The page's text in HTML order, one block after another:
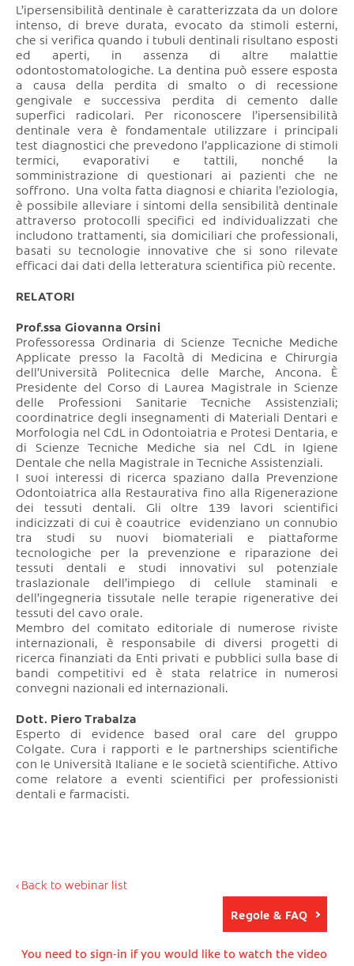
L’ipersensibilità dentinale è caratterizzata da un dolore
intenso, di breve durata, evocato da stimoli esterni,
che si verifica quando i tubuli dentinali risultano esposti
ed aperti, in assenza di altre malattie
odontostomatologiche. La dentina può essere esposta
a causa della perdita di smalto o di recessione
gengivale e successiva perdita di cemento dalle
superfici radicolari. Per riconoscere l’ipersensibilità
dentinale vera è fondamentale utilizzare i principali
test diagnostici che prevedono l’applicazione di stimoli
termici, evaporativi e tattili, nonché la
somministrazione di questionari ai pazienti che ne
soffrono. Una volta fatta diagnosi e chiarita l’eziologia,
è possibile alleviare i sintomi della sensibilità dentinale
attraverso protocolli specifici ed individualizzati che
includono trattamenti, sia domiciliari che professionali,
basati su tecnologie innovative che si sono rilevate
efficaci dai dati della letteratura scientifica più recente.
RELATORI
Prof.ssa Giovanna Orsini
Professoressa Ordinaria di Scienze Tecniche Mediche
Applicate presso la Facoltà di Medicina e Chirurgia
dell’Università Politecnica delle Marche, Ancona. È
Presidente del Corso di Laurea Magistrale in Scienze
delle Professioni Sanitarie Tecniche Assistenziali;
coordinatrice degli insegnamenti di Materiali Dentari e
Morfologia nel CdL in Odontoiatria e Protesi Dentaria, e
di Scienze Tecniche Mediche sia nel CdL in Igiene
Dentale che nella Magistrale in Tecniche Assistenziali.
I suoi interessi di ricerca spaziano dalla Prevenzione
Odontoiatrica alla Restaurativa fino alla Rigenerazione
dei tessuti dentali. Gli oltre 139 lavori scientifici
indicizzati di cui è coautrice evidenziano un connubio
tra studi su nuovi biomateriali e piattaforme
tecnologiche per la prevenzione e riparazione dei
tessuti dentali e studi innovativi sul potenziale
traslazionale dell’impiego di cellule staminali e
dell’ingegneria tissutale nelle terapie rigenerative dei
tessuti del cavo orale.
Membro del comitato editoriale di numerose riviste
internazionali, è responsabile di diversi progetti di
ricerca finanziati da Enti privati e pubblici sulla base di
bandi competitivi ed è stata relatrice in numerosi
convegni nazionali ed internazionali.
Dott. Piero Trabalza
Esperto di evidence based oral care del gruppo
Colgate. Cura i rapporti e le partnerships scientifiche
con le Università Italiane e le società scientifiche. Attivo
come relatore a eventi scientifici per professionisti
dentali e farmacisti.
Back to webinar list
Regole & FAQ
You need to sign-in if you would like to watch the video